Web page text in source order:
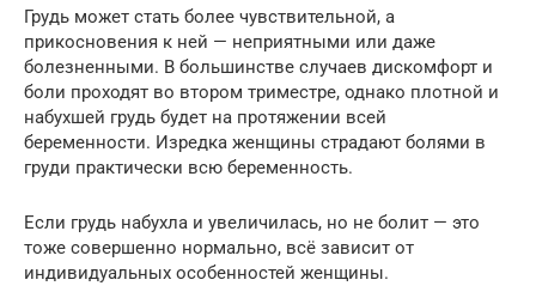
Грудь может стать более чувствительной, а
прикосновения к ней — неприятными или даже
болезненными. В большинстве случаев дискомфорт и
боли проходят во втором триместре, однако плотной и
набухшей грудь будет на протяжении всей
беременности. Изредка женщины страдают болями в
груди практически всю беременность.
Если грудь набухла и увеличилась, но не болит — это
тоже совершенно нормально, всё зависит от
индивидуальных особенностей женщины.